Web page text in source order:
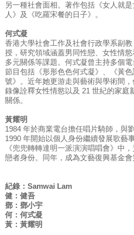
另一種社會面相。著作包括《女人就是
人》及《吃羅宋餐的日子》。
何式凝
香港大學社會工作及社會行政學系副教
授，研究領域涵蓋男同性戀、女性情慾
多元關係等課題。何式凝曾主持多個電
節目包括《形形色色何式凝》、《黃色
號》。近年她更游走與藝術與學術間，
錄像詮釋女性情慾以及 21 世紀的家庭
關係。
黃耀明
1984 年於商業電台擔任唱片騎師，與
1990 年開始以個人身份繼續發展歌藝
《兜兜轉轉達明一派演演唱唱會》中
戀者身份。同年，成為文藝復興基金
紀錄：Samwai Lam
健：健吾
鄧：鄧小宇
何：何式凝
黃：黃耀明